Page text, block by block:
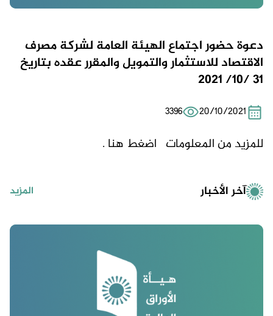
دعوة حضور اجتماع الهيئة العامة لشركة مصرف
الاقتصاد للاستثمار والتمويل والمقرر عقده بتاريخ
31 /10/ 2021
20/10/2021
3396
للمزيد من المعلومات اضغط هنا .
آخر الأخبار المزيد